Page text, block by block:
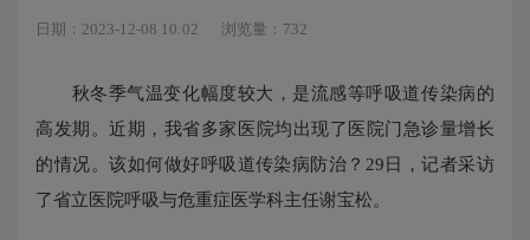
日期：2023-12-08 10:02 浏览量：732
秋冬季气温变化幅度较大，是流感等呼吸道传染病的
高发期。近期，我省多家医院均出现了医院门急诊量增长
的情况。该如何做好呼吸道传染病防治？29日，记者采访
了省立医院呼吸与危重症医学科主任谢宝松。